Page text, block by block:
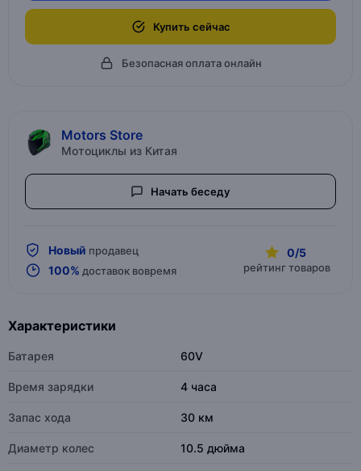
Купить сейчас
Безопасная оплата онлайн
Motors Store
Мотоциклы из Китая
Начать беседу
Новый продавец
100% доставок вовремя
0/5
рейтинг товаров
Характеристики
Батарея 60V
Время зарядки 4 часа
Запас хода 30 км
Диаметр колес 10.5 дюйма